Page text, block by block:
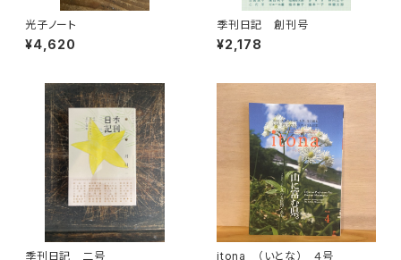
光子ノート
¥4,620
季刊日記 創刊号
¥2,178
季刊日記 二号 itona （いとな） ４号